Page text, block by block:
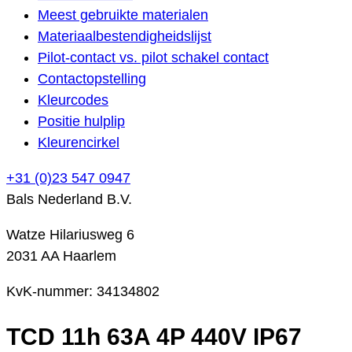
Meest gebruikte materialen
Materiaalbestendigheidslijst
Pilot-contact vs. pilot schakel contact
Contactopstelling
Kleurcodes
Positie hulplip
Kleurencirkel
+31 (0)23 547 0947
Bals Nederland B.V.
Watze Hilariusweg 6
2031 AA Haarlem
KvK-nummer: 34134802
TCD 11h 63A 4P 440V IP67